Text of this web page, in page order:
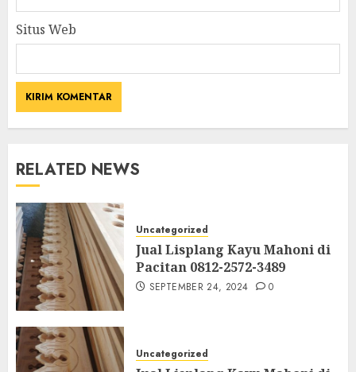
Situs Web
RELATED NEWS
Uncategorized
Jual Lisplang Kayu Mahoni di
Pacitan 0812-2572-3489
SEPTEMBER 24, 2024 0
Uncategorized